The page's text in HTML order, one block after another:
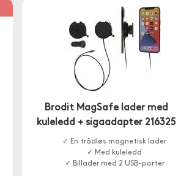
Brodit MagSafe lader med
kuleledd + sigaadapter 216325
✓ En trådløs magnetisk lader
✓ Med kuleledd
✓ Billader med 2 USB-porter